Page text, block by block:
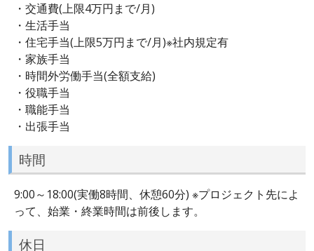
・交通費(上限4万円まで/月)
・生活手当
・住宅手当(上限5万円まで/月)※社内規定有
・家族手当
・時間外労働手当(全額支給)
・役職手当
・職能手当
・出張手当
時間
9:00～18:00(実働8時間、休憩60分) ※プロジェクト先によ
って、始業・終業時間は前後します。
休日